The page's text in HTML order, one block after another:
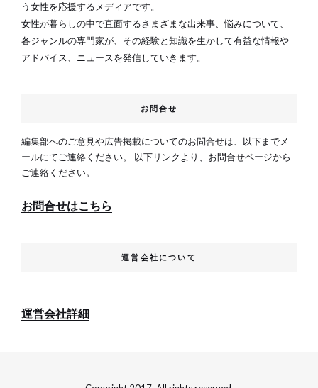
う女性を応援するメディアです。
女性が暮らしの中で直面するさまざまな出来事、悩みについて、
各ジャンルの専門家が、その経験と知識を生かして有益な情報や
アドバイス、ニュースを発信していきます。
お問合せ
編集部へのご意見や広告掲載についてのお問合せは、以下までメ
ールにてご連絡ください。 以下リンクより、お問合せページから
ご連絡ください。
お問合せはこちら
運営会社について
運営会社詳細